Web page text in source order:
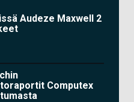
Audeze Maxwell 2
Computex